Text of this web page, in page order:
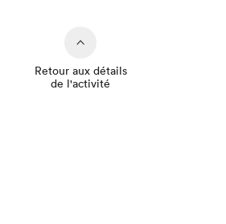
Retour aux détails
de l'activité